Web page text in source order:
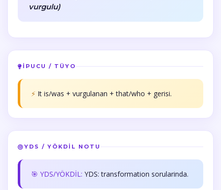
vurgulu)
İPUCU / TÜYO
⚡ It is/was + vurgulanan + that/who + gerisi.
YDS / YÖKDİL NOTU
🎯 YDS/YÖKDİL: YDS: transformation sorularinda.